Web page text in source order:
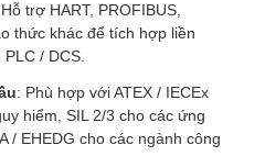
trợ HART, PROFIBUS,
thức khác để tích hợp liền
/ DCS.
: Phù hợp với ATEX / IECEx
hiểm, SIL 2/3 cho các ứng
/ EHEDG cho các ngành công